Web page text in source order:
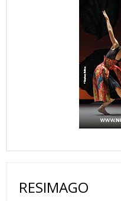
RESIMAGO